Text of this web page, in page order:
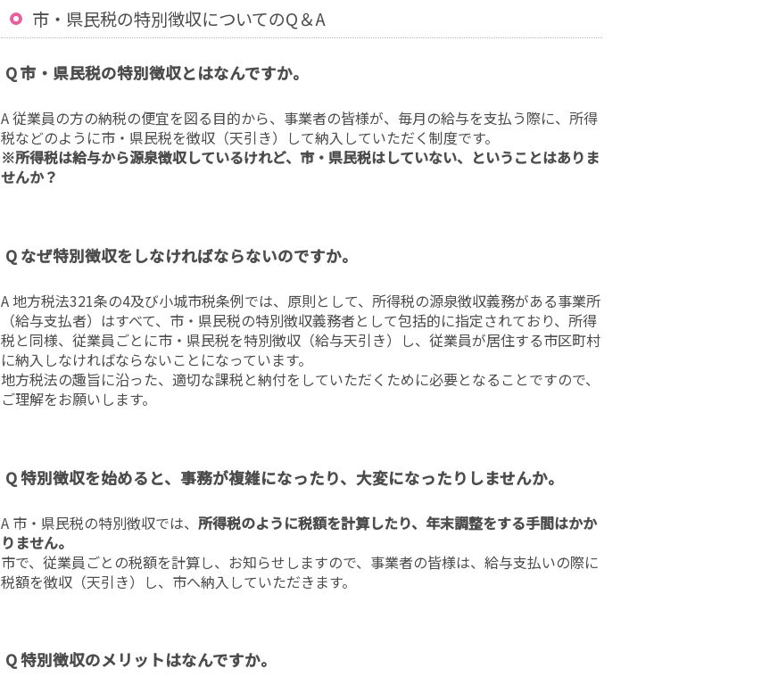
市・県民税の特別徴収についてのQ＆A
Q 市・県民税の特別徴収とはなんですか。
A 従業員の方の納税の便宜を図る目的から、事業者の皆様が、毎月の給与を支払う際に、所得
税などのように市・県民税を徴収（天引き）して納入していただく制度です。
※所得税は給与から源泉徴収しているけれど、市・県民税はしていない、ということはありま
せんか？
Q なぜ特別徴収をしなければならないのですか。
A 地方税法321条の4及び小城市税条例では、原則として、所得税の源泉徴収義務がある事業所
（給与支払者）はすべて、市・県民税の特別徴収義務者として包括的に指定されており、所得
税と同様、従業員ごとに市・県民税を特別徴収（給与天引き）し、従業員が居住する市区町村
に納入しなければならないことになっています。
地方税法の趣旨に沿った、適切な課税と納付をしていただくために必要となることですので、
ご理解をお願いします。
Q 特別徴収を始めると、事務が複雑になったり、大変になったりしませんか。
A 市・県民税の特別徴収では、 所得税のように税額を計算したり、年末調整をする手間はかか
りません。
市で、従業員ごとの税額を計算し、お知らせしますので、事業者の皆様は、給与支払いの際に
税額を徴収（天引き）し、市へ納入していただきます。
Q 特別徴収のメリットはなんですか。